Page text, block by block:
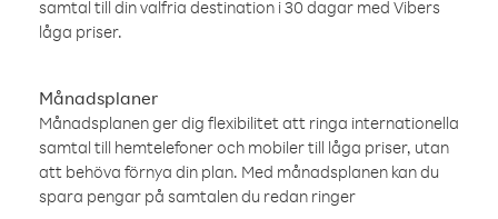
samtal till din valfria destination i 30 dagar med Vibers
låga priser.
Månadsplaner
Månadsplanen ger dig flexibilitet att ringa internationella
samtal till hemtelefoner och mobiler till låga priser, utan
att behöva förnya din plan. Med månadsplanen kan du
spara pengar på samtalen du redan ringer